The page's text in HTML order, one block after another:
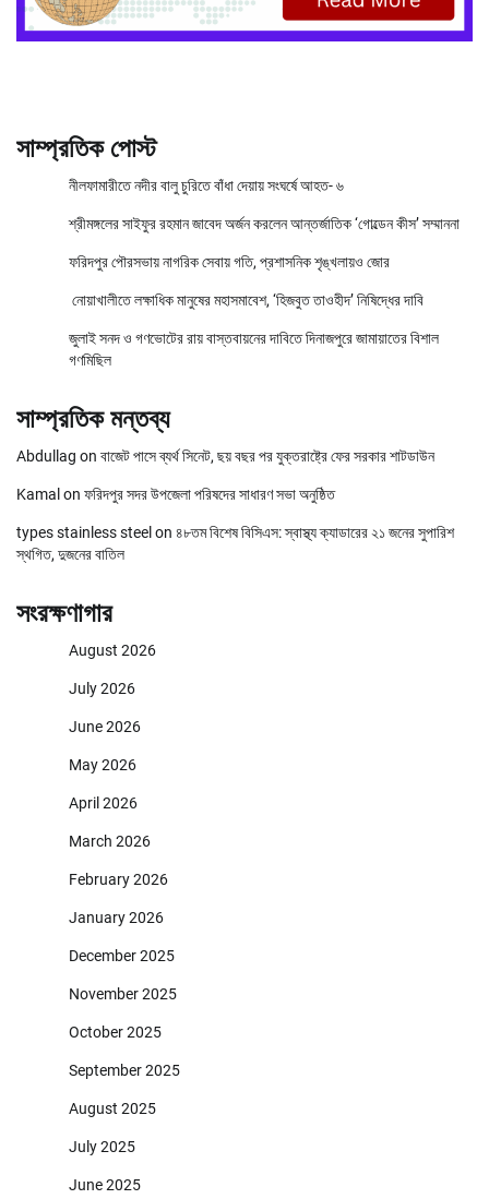
সাম্প্রতিক পোস্ট
নীলফামারীতে নদীর বালু চুরিতে বাঁধা দেয়ায় সংঘর্ষে আহত- ৬
শ্রীমঙ্গলের সাইফুর রহমান জাবেদ অর্জন করলেন আন্তর্জাতিক ‘গোল্ডেন কীস’ সম্মাননা
ফরিদপুর পৌরসভায় নাগরিক সেবায় গতি, প্রশাসনিক শৃঙ্খলায়ও জোর
নোয়াখালীতে লক্ষাধিক মানুষের মহাসমাবেশ, ‘হিজবুত তাওহীদ’ নিষিদ্ধের দাবি
জুলাই সনদ ও গণভোটের রায় বাস্তবায়নের দাবিতে দিনাজপুরে জামায়াতের বিশাল
গণমিছিল
সাম্প্রতিক মন্তব্য
Abdullag on বাজেট পাসে ব্যর্থ সিনেট, ছয় বছর পর যুক্তরাষ্ট্রে ফের সরকার শাটডাউন
Kamal on ফরিদপুর সদর উপজেলা পরিষদের সাধারণ সভা অনুষ্ঠিত
types stainless steel on ৪৮তম বিশেষ বিসিএস: স্বাস্থ্য ক্যাডারের ২১ জনের সুপারিশ
স্থগিত, দুজনের বাতিল
সংরক্ষণাগার
August 2026
July 2026
June 2026
May 2026
April 2026
March 2026
February 2026
January 2026
December 2025
November 2025
October 2025
September 2025
August 2025
July 2025
June 2025